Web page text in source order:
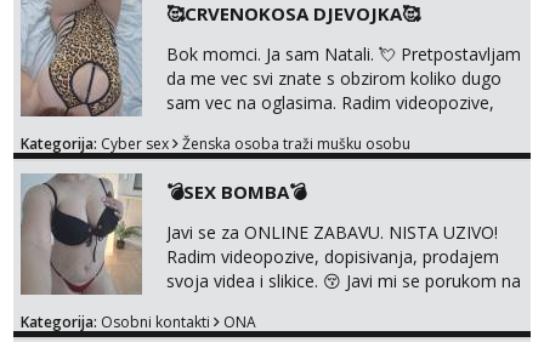
po svojoj mjeri. Sexi videa s kolegicama,
dečkom ili pak ja sama di se dovodim do
ludila. 🍑 Naravno ako ti moja ponuda nije
dovoljna uvije...
🥰CRVENOKOSA DJEVOJKA🥰
Bok momci. Ja sam Natali. 💘 Pretpostavljam
da me vec svi znate s obzirom koliko dugo
sam vec na oglasima. Radim videopozive,
Za lijepu suradnju javi mi se porukom na
0045
Kategorija: Cyber sex Ženska osoba traži mušku osobu
💣SEX BOMBA💣
Javi se za ONLINE ZABAVU. NISTA UZIVO!
Radim videopozive, dopisivanja, prodajem
svoja videa i slikice. 😚 Javi mi se porukom na
0045
Kategorija: Osobni kontakti ONA